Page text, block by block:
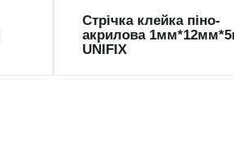
Стрічка клейка піно-
акрилова
UNIFIX